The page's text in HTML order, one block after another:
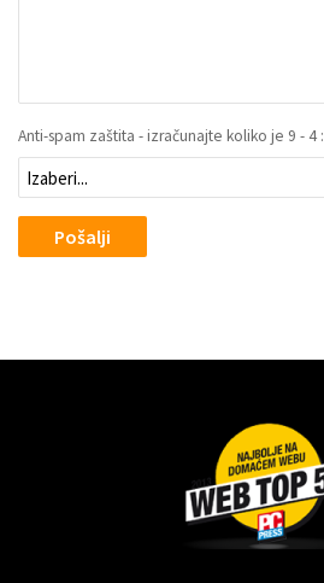
Anti-spam zaštita - izračunajte koliko je 9 - 4 :
Pošalji